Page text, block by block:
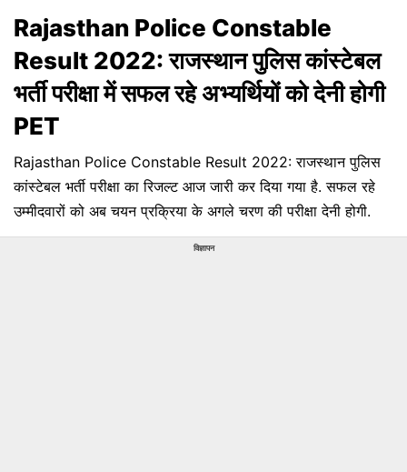
Rajasthan Police Constable
Result 2022: राजस्थान पुलिस कांस्टेबल
भर्ती परीक्षा में सफल रहे अभ्यर्थियों को देनी होगी
PET
Rajasthan Police Constable Result 2022: राजस्थान पुलिस
कांस्टेबल भर्ती परीक्षा का रिजल्ट आज जारी कर दिया गया है. सफल रहे
उम्मीदवारों को अब चयन प्रक्रिया के अगले चरण की परीक्षा देनी होगी.
विज्ञापन